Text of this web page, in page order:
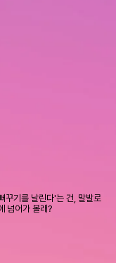
꾸기를 날린다'는 건, 말발로
넘어가 볼래?